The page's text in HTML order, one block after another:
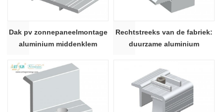
Dak pv zonnepaneelmontage
aluminium middenklem
Rechtstreeks van de fabriek:
duurzame aluminium
beugelmontagesysteem | Art
Sign